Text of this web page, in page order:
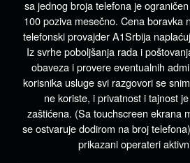
sa jednog broja telefona je
100 poziva mesečno. Cena boravka
telefonski provajder A1Srbija
Iz svrhe poboljšanja rada i
obaveza i provere eventualnih
korisnika usluge svi razgovori se
ne koriste, i privatnost i tajnost
zaštićena. (Sa touchscreen ekrana
se ostvaruje dodirom na broj
prikazani operateri